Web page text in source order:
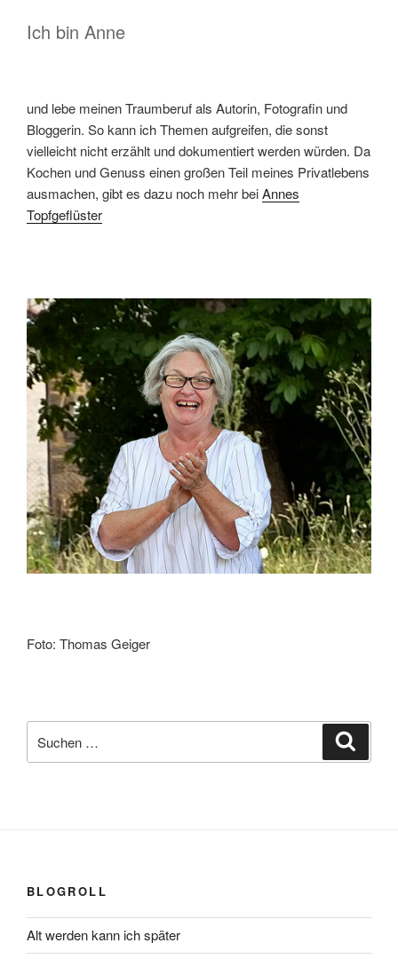
Ich bin Anne
und lebe meinen Traumberuf als Autorin, Fotografin und
Bloggerin. So kann ich Themen aufgreifen, die sonst
vielleicht nicht erzählt und dokumentiert werden würden. Da
Kochen und Genuss einen großen Teil meines Privatlebens
ausmachen, gibt es dazu noch mehr beiAnnes
Topfgeflüster
Foto: Thomas Geiger
nach:
BLOGROLL
Alt werden kann ich später